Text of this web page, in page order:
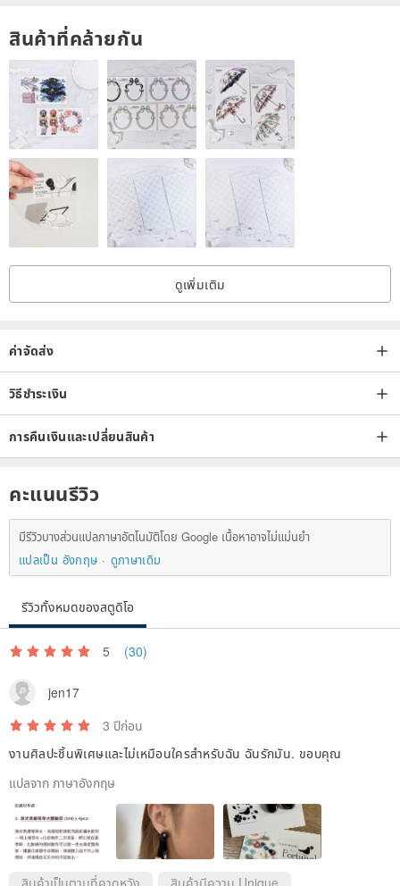
6, สกรูกลับต่างหู
7, คลิปต่างหู
แฟชั่น, มีความสุข, เสน่ห์โชคดี, มรดกญี่ปุ่น, เตาเผาเก่าหกญี่ปุ่น, งานฝีมือแบบ
ดั้งเดิม, ญี่ปุ่น, นอร์ดิก, ญี่ปุ่นสมัยใหม่, เจาะแบบยุโรปที่ทันสมัย, งานฝีมือเซรา
มิก, เครื่องถ้วยชาม Shigaraki, ต่างหู, ผู้ใหญ่น่ารัก วันเกิด
ร้านขายเครื่องประดับของ Shigaraki "Fortunal" เป็นร้านที่มอบความสุขและ
อินแกรม: fortunal_official
สินค้าที่คล้ายกัน
ดูเพิ่มเติม
ค่าจัดส่ง
วิธีชำระเงิน
การคืนเงินและเปลี่ยนสินค้า
คะแนนรีวิว
มีรีวิวบางส่วนแปลภาษาอัตโนมัติโดย Google เนื้อหาอาจไม่แม่นยำ
แปลเป็น อังกฤษ
ดูภาษาเดิม
รีวิวทั้งหมดของสตูดิโอ
5 (30)
jen17
3 ปีก่อน
งานศิลปะชิ้นพิเศษและไม่เหมือนใครสำหรับฉัน ฉันรักมัน. ขอบคุณ
แปลจาก ภาษาอังกฤษ